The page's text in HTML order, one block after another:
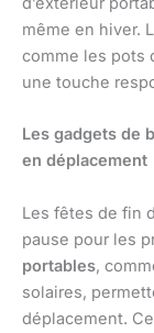
même en hiver.
comme les pots
une touche
Les gadgets de
en déplacement
Les fêtes de fin
pause pour les
portables,
solaires,
déplacement.